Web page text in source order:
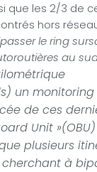
que les 2/3 de
hors
le ring
au
un
de ces
Unit
plusieurs
cherchant à